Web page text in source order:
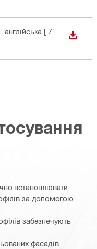
, англійська [ 7
встановлювати
за допомогою
забезпечують
фасадів